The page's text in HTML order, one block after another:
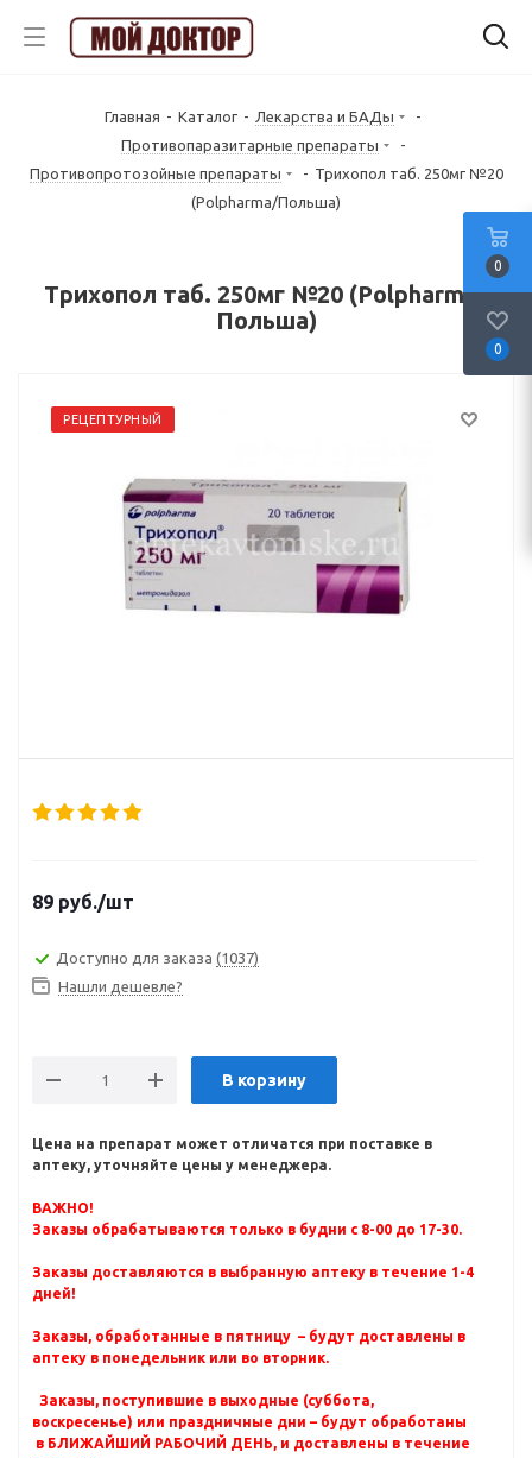
Главная - Каталог - Лекарства и БАДы
-
Противопаразитарные препараты
-
Противопротозойные препараты
- Трихопол таб. 250мг №20
(Polpharma/Польша)
Трихопол таб. 250мг №20 (Polpharma/
Польша)
РЕЦЕПТУРНЫЙ
89 руб./шт
Доступно для заказа (1037)
Нашли дешевле?
В корзину
Цена на препарат может отличатся при поставке в
аптеку, уточняйте цены у менеджера.
ВАЖНО!
Заказы обрабатываются только в будни с 8-00 до 17-30.
Заказы доставляются в выбранную аптеку в течение 1-4
дней!
Заказы, обработанные в пятницу – будут доставлены в
аптеку в понедельник или во вторник.
Заказы, поступившие в выходные (суббота,
воскресенье) или праздничные дни – будут обработаны
в БЛИЖАЙШИЙ РАБОЧИЙ ДЕНЬ, и доставлены в течение
0
0